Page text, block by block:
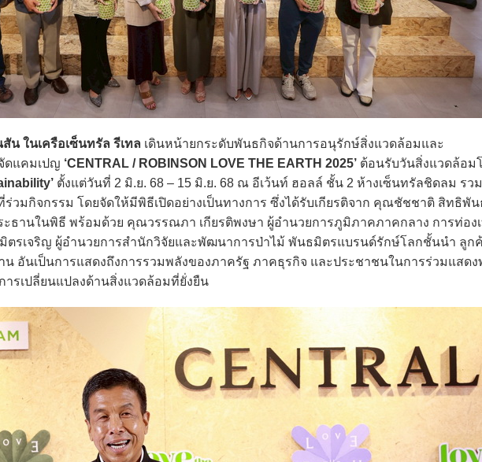
น ในเครือเซ็นทรัล รีเทล เดินหน้ายกระดับพันธกิจด้านการอนุรักษ์สิ่งแวดล้อมและ
ดแคมเปญ ‘CENTRAL / ROBINSON LOVE THE EARTH 2025’ ต้อนรับวันสิ่งแวดล้อม
ตั้งแต่วันที่ 2 มิ.ย. 68 – 15 มิ.ย. 68 ณ อีเว้นท์ ฮอลล์ ชั้น 2 ห้างเซ็นทรัลชิดลม รว
วมกิจกรรม โดยจัดให้มีพิธีเปิดอย่างเป็นทางการ ซึ่งได้รับเกียรติจาก คุณชัชชาติ สิทธิพัน
ะธานในพิธี พร้อมด้วย คุณวรรณภา เกียรติพงษา ผู้อำนวยการภูมิภาคภาคกลาง การท่อง
ตรเจริญ ผู้อำนวยการสำนักวิจัยและพัฒนาการป่าไม้ พันธมิตรแบรนด์รักษ์โลกชั้นนำ ลูก
อันเป็นการแสดงถึงการรวมพลังของภาครัฐ ภาคธุรกิจ และประชาชนในการร่วมแสด
ารเปลี่ยนแปลงด้านสิ่งแวดล้อมที่ยั่งยืน